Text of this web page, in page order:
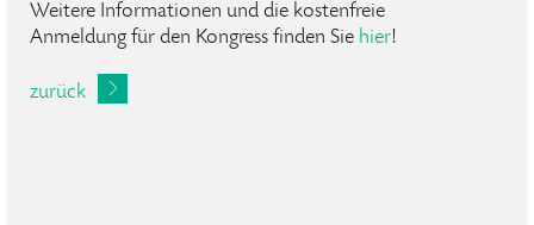
Weitere Informationen und die kostenfreie
Anmeldung für den Kongress finden Sie hier!
zurück